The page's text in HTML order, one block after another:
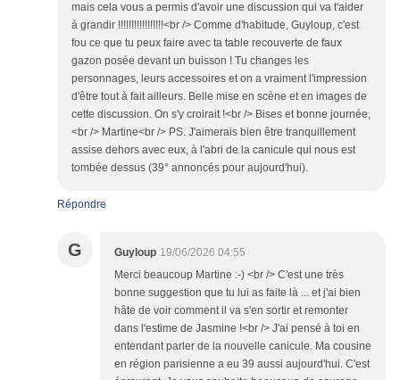
mais cela vous a permis d'avoir une discussion qui va t'aider
à grandir !!!!!!!!!!!!!!!!!<br /> Comme d'habitude, Guyloup, c'est
fou ce que tu peux faire avec ta table recouverte de faux
gazon posée devant un buisson ! Tu changes les
personnages, leurs accessoires et on a vraiment l'impression
d'être tout à fait ailleurs. Belle mise en scène et en images de
cette discussion. On s'y croirait !<br /> Bises et bonne journée,
<br /> Martine<br /> PS. J'aimerais bien être tranquillement
assise dehors avec eux, à l'abri de la canicule qui nous est
tombée dessus (39° annoncés pour aujourd'hui).
Répondre
G Guyloup 19/06/2026 04:55
Merci beaucoup Martine :-) <br /> C'est une très
bonne suggestion que tu lui as faite là ... et j'ai bien
hâte de voir comment il va s'en sortir et remonter
dans l'estime de Jasmine !<br /> J'ai pensé à toi en
entendant parler de la nouvelle canicule. Ma cousine
en région parisienne a eu 39 aussi aujourd'hui. C'est